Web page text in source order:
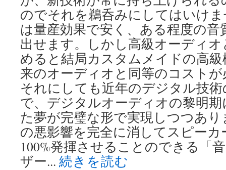
のでそれを鵜呑みにしてはいけ
は量産効果で安く、ある程度の
出せます。しかし高級オーディ
めると結局カスタムメイドの高
来のオーディオと同等のコスト
それにしても近年のデジタル技
で、デジタルオーディオの黎明
た夢が完璧な形で実現しつつあ
の悪影響を完全に消してスピーカ
100%発揮させることのできる「
ザー... 続きを読む